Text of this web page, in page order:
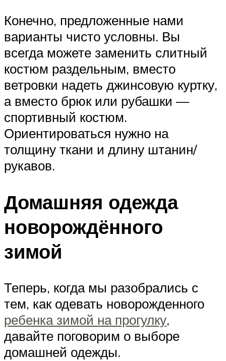
Конечно, предложенные нами
варианты чисто условны. Вы
всегда можете заменить слитный
костюм раздельным, вместо
ветровки надеть джинсовую куртку,
а вместо брюк или рубашки —
спортивный костюм.
Ориентироваться нужно на
толщину ткани и длину штанин/
рукавов.
Домашняя одежда
новорождённого
зимой
Теперь, когда мы разобрались с
тем, как одевать новорожденного
ребенка зимой на прогулку,
давайте поговорим о выборе
домашней одежды.